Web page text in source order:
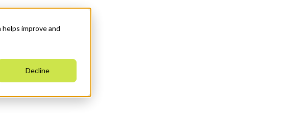
improve and
Decline